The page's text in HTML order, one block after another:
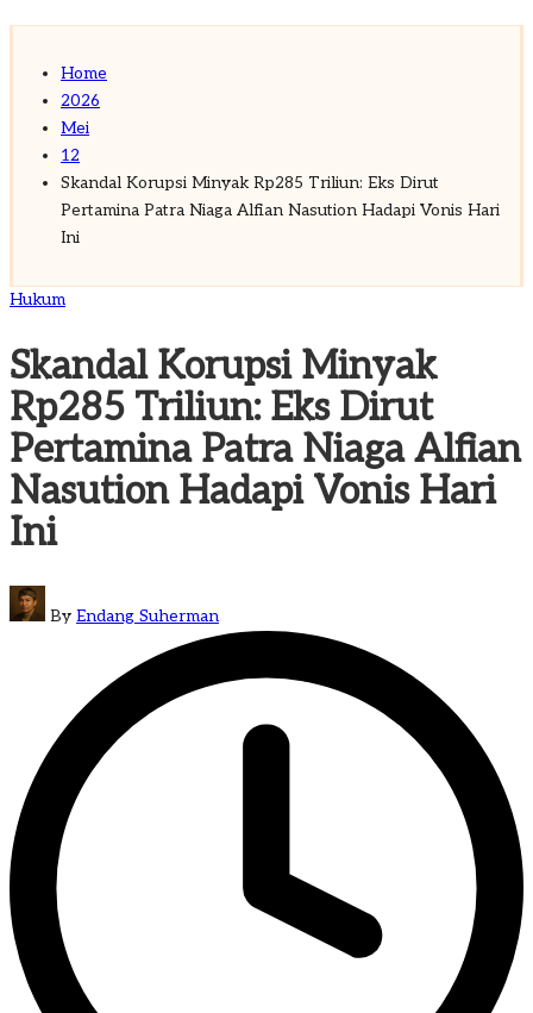
Home
2026
Mei
12
Skandal Korupsi Minyak Rp285 Triliun: Eks Dirut
Pertamina Patra Niaga Alfian Nasution Hadapi Vonis Hari
Ini
Posted
Hukum
Skandal Korupsi Minyak
Rp285 Triliun: Eks Dirut
Pertamina Patra Niaga Alfian
Nasution Hadapi Vonis Hari
Ini
Posted
by
By Endang Suherman